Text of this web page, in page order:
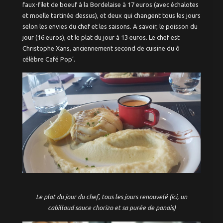
faux-filet de boeuf à la Bordelaise à 17 euros (avec échalotes
et moelle tartinée dessus), et deux qui changent tous les jours
selon les envies du chef et les saisons. A savoir, le poisson du
jour (16 euros), et le plat du jour à 13 euros. Le chef est
Christophe Xans, anciennement second de cuisine du ô
célèbre Café Pop’.
Le plat du jour du chef, tous les jours renouvelé (ici, un
cabillaud sauce chorizo et sa purée de panais)